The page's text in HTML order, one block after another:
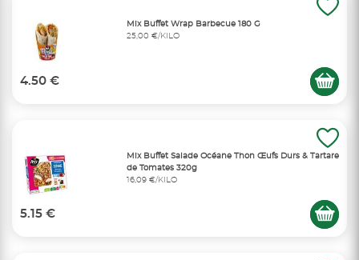
Mix Buffet Wrap Barbecue 180 G
25,00 €/KILO
4.50 €
Mix Buffet Salade Océane Thon Œufs Durs & Tartare
de Tomates 320g
16,09 €/KILO
5.15 €